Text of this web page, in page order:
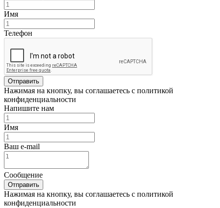
Имя
Телефон
Отправить
Нажимая на кнопку, вы соглашаетесь с политикой
конфиденциальности
Напишите нам
Имя
Ваш e-mail
Сообщение
Отправить
Нажимая на кнопку, вы соглашаетесь с политикой
конфиденциальности